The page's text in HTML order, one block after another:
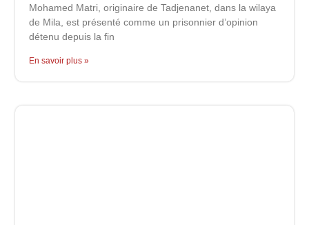
Mohamed Matri, originaire de Tadjenanet, dans la wilaya
de Mila, est présenté comme un prisonnier d’opinion
détenu depuis la fin
En savoir plus »